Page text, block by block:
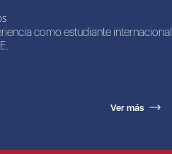
como estudiante internacional
Ver más